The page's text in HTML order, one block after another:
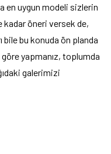
en uygun modeli sizlerin
kadar öneri versek de,
bu konuda ön planda
yapmanız, toplumda
galerimizi